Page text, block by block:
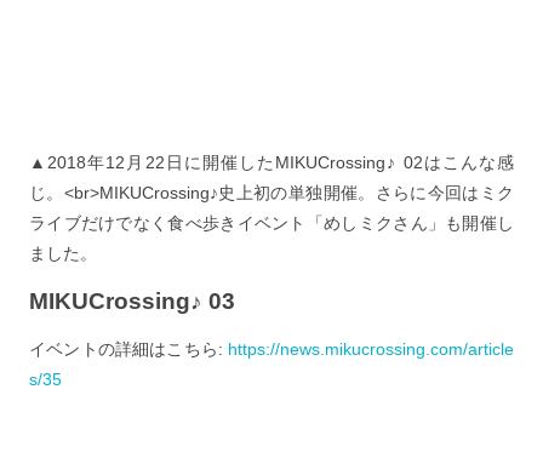
▲2018年12月22日に開催したMIKUCrossing♪ 02はこんな感
じ。<br>MIKUCrossing♪史上初の単独開催。さらに今回はミク
ライブだけでなく食べ歩きイベント「めしミクさん」も開催し
ました。
MIKUCrossing♪ 03
イベントの詳細はこちら: https://news.mikucrossing.com/article
s/35